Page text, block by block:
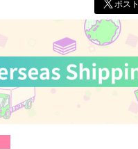
ポス